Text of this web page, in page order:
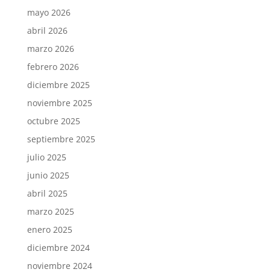
mayo 2026
abril 2026
marzo 2026
febrero 2026
diciembre 2025
noviembre 2025
octubre 2025
septiembre 2025
julio 2025
junio 2025
abril 2025
marzo 2025
enero 2025
diciembre 2024
noviembre 2024